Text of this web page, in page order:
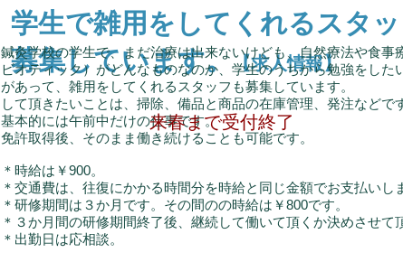
学生で雑用をしてくれるスタ
募集しています。【求人情報】
鍼灸学校の学生で、まだ治療は出来ないけども、自然療法や食事
ビオティック）がどんなものなのか、学生のうちから勉強をした
があって、雑用をしてくれるスタッフも募集しています。
して頂きたいことは、掃除、備品と商品の在庫管理、発注などで
基本的には午前中だけの仕事です。
免許取得後、そのまま働き続けることも可能です。
＊時給は￥900。
＊交通費は、往復にかかる時間分を時給と同じ金額でお支払いし
＊研修期間は３か月です。その間のの時給は￥800です。
＊３か月間の研修期間終了後、継続して働いて頂くか決めさせて
＊出勤日は応相談。
来春まで受付終了